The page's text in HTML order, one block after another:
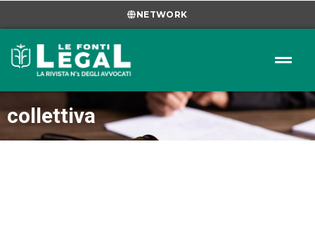
NETWORK
collettiva